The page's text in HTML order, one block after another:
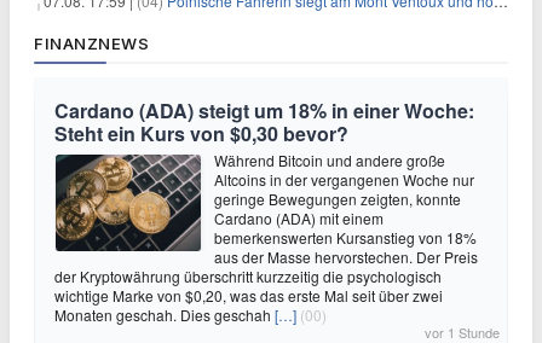
FINANZNEWS
Cardano (ADA) steigt um 18% in einer Woche:
Steht ein Kurs von $0,30 bevor?
Während Bitcoin und andere große
Altcoins in der vergangenen Woche nur
geringe Bewegungen zeigten, konnte
Cardano (ADA) mit einem
bemerkenswerten Kursanstieg von 18%
aus der Masse hervorstechen. Der Preis
der Kryptowährung überschritt kurzzeitig die psychologisch
wichtige Marke von $0,20, was das erste Mal seit über zwei
Monaten geschah. Dies geschah […] (00)
vor 1 Stunde